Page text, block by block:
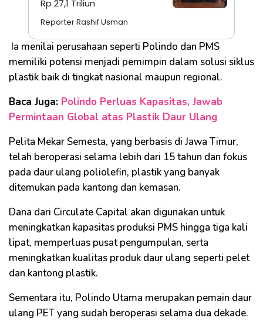
Rp 27,1 Triliun
Reporter Rashif Usman
Ia menilai perusahaan seperti Polindo dan PMS
memiliki potensi menjadi pemimpin dalam solusi siklus
plastik baik di tingkat nasional maupun regional.
Baca Juga: Polindo Perluas Kapasitas, Jawab
Permintaan Global atas Plastik Daur Ulang
Pelita Mekar Semesta, yang berbasis di Jawa Timur,
telah beroperasi selama lebih dari 15 tahun dan fokus
pada daur ulang poliolefin, plastik yang banyak
ditemukan pada kantong dan kemasan.
Dana dari Circulate Capital akan digunakan untuk
meningkatkan kapasitas produksi PMS hingga tiga kali
lipat, memperluas pusat pengumpulan, serta
meningkatkan kualitas produk daur ulang seperti pelet
dan kantong plastik.
Sementara itu, Polindo Utama merupakan pemain daur
ulang PET yang sudah beroperasi selama dua dekade.